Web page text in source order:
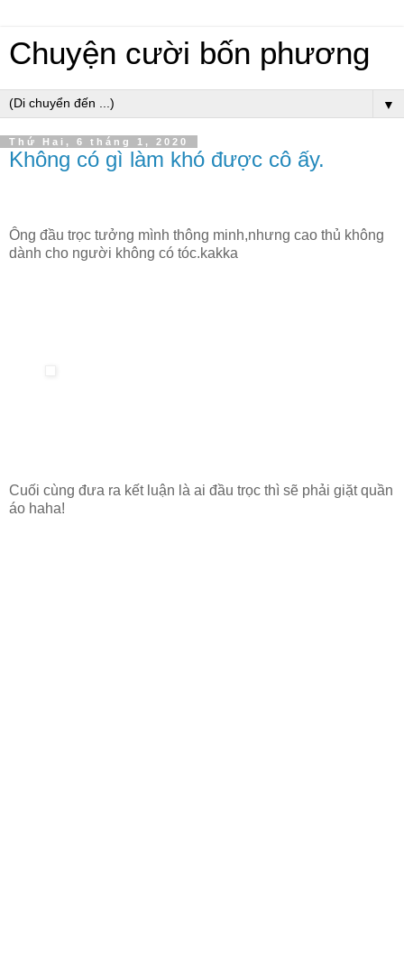
Chuyện cười bốn phương
▼
Thứ Hai, 6 tháng 1, 2020
Không có gì làm khó được cô ấy.
Ông đầu trọc tưởng mình thông minh,nhưng cao thủ không
dành cho người không có tóc.kakka
Cuối cùng đưa ra kết luận là ai đầu trọc thì sẽ phải giặt quần
áo haha!